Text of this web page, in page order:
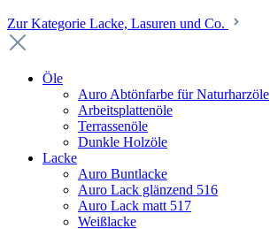
Zur Kategorie Lacke, Lasuren und Co.
Öle
Auro Abtönfarbe für Naturharzöle
Arbeitsplattenöle
Terrassenöle
Dunkle Holzöle
Lacke
Auro Buntlacke
Auro Lack glänzend 516
Auro Lack matt 517
Weißlacke